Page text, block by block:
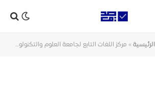
الرئيسية » مركز اللغات التابع لجامعة العلوم والتكنولوجيا بصنعاء غير معترف به